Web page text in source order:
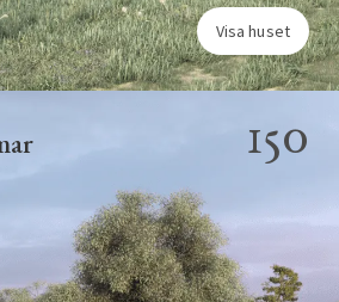
Visa huset
150